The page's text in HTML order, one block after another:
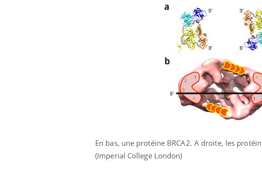
En bas, une protéine BRCA2. A droite, les
(Imperial College London)
diabète, c'est une période de questions, de
Un
mutualiste
santé :
numérique »